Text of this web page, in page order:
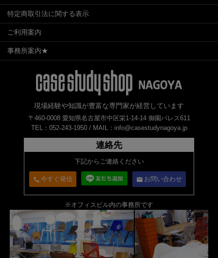
特定商取引法に関する表示
ご利用案内
事務所案内★
現場経験や知識が豊富な専門家が経営しています
〒460-0008 愛知県名古屋市中区栄1-14-14 御園パレス611
TEL：052-243-1950 / MAIL：info@casestudynagoya.jp
連絡先
下記からご連絡ください
call 今すぐ発信 email お問い合わせ
※オフィスビル内の事務所です